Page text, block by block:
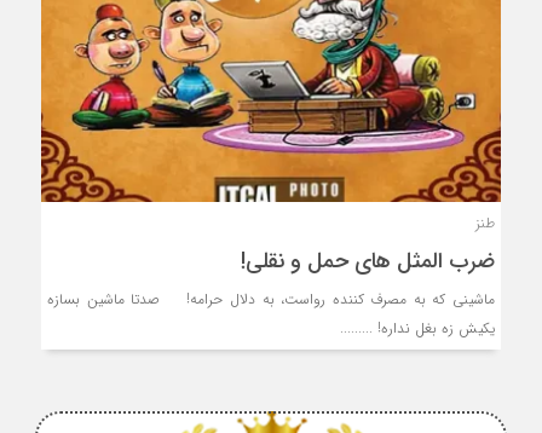
طنز
ضرب المثل های حمل و نقلی!
ماشینی که به مصرف کننده رواست، به دلال حرامه! صدتا ماشین بسازه
یکیش زه بغل نداره! .........